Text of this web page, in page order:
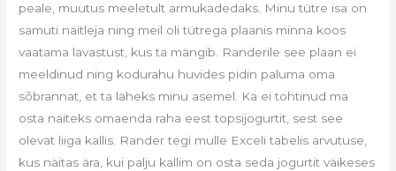
peale, muutus meeletult armukadedaks. Minu tütre isa on
samuti näitleja ning meil oli tütrega plaanis minna koos
vaatama lavastust, kus ta mängib. Randerile see plaan ei
meeldinud ning kodurahu huvides pidin paluma oma
sõbrannat, et ta läheks minu asemel. Ka ei tohtinud ma
osta näiteks omaenda raha eest topsijogurtit, sest see
olevat liiga kallis. Rander tegi mulle Exceli tabelis arvutuse,
kus näitas ära, kui palju kallim on osta seda jogurtit väikeses